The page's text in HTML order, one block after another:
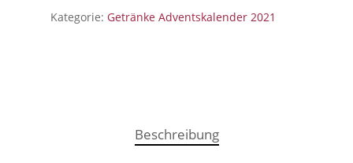
Kategorie: Getränke Adventskalender 2021
Beschreibung